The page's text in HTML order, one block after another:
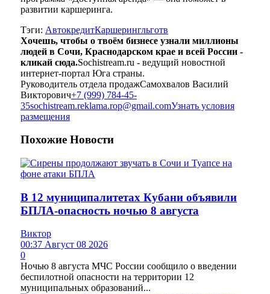
развитии каршеринга.
Тэги: АвтокредитКаршерингльготв
Хочешь, чтобы о твоём бизнесе узнали миллионы
людей в Сочи, Краснодарском крае и всей России -
кликай сюда.Sochistream.ru - ведущий новостной
интернет-портал Юга страны.
Руководитель отдела продажСамохвалов Василий
Викторович+7 (999) 784-45-
35sochistream.reklama.rop@gmail.comУзнать условия
размещения
Похожие Новости
В 12 муниципалитетах Кубани объявили
БПЛА-опасность ночью 8 августа
Виктор
00:37 Август 08 2026
0
Ночью 8 августа МЧС России сообщило о введении
беспилотной опасности на территории 12
муниципальных образований...